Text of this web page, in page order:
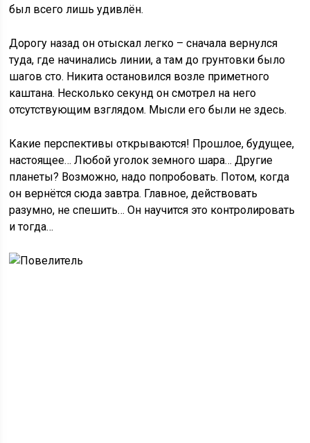
был всего лишь удивлён.
Дорогу назад он отыскал легко – сначала вернулся
туда, где начинались линии, а там до грунтовки было
шагов сто. Никита остановился возле приметного
каштана. Несколько секунд он смотрел на него
отсутствующим взглядом. Мысли его были не здесь.
Какие перспективы открываются! Прошлое, будущее,
настоящее… Любой уголок земного шара… Другие
планеты? Возможно, надо попробовать. Потом, когда
он вернётся сюда завтра. Главное, действовать
разумно, не спешить… Он научится это контролировать
и тогда…